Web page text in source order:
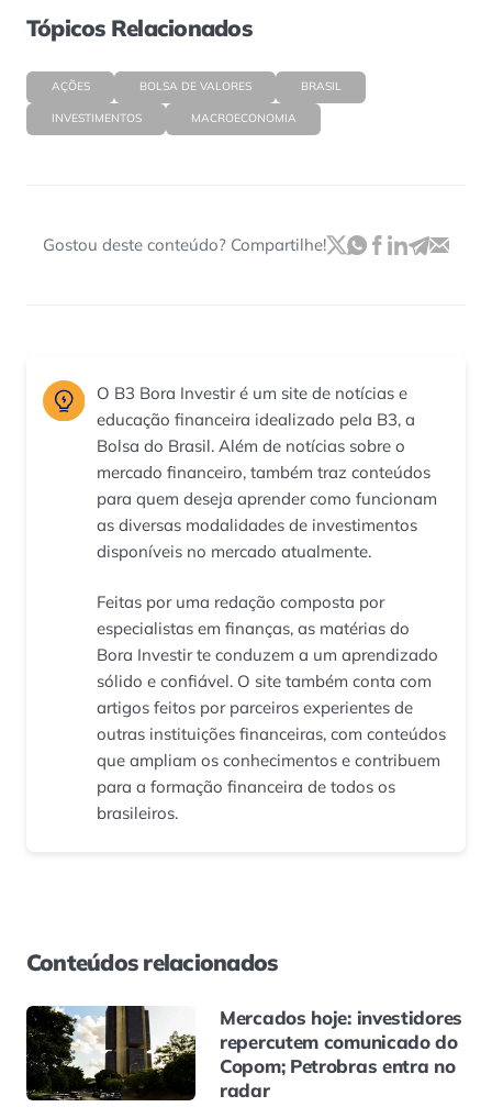
Tópicos Relacionados
AÇÕES BOLSA DE VALORES BRASIL
INVESTIMENTOS MACROECONOMIA
Gostou deste conteúdo? Compartilhe!
O B3 Bora Investir é um site de notícias e
educação financeira idealizado pela B3, a
Bolsa do Brasil. Além de notícias sobre o
mercado financeiro, também traz conteúdos
para quem deseja aprender como funcionam
as diversas modalidades de investimentos
disponíveis no mercado atualmente.
Feitas por uma redação composta por
especialistas em finanças, as matérias do
Bora Investir te conduzem a um aprendizado
sólido e confiável. O site também conta com
artigos feitos por parceiros experientes de
outras instituições financeiras, com conteúdos
que ampliam os conhecimentos e contribuem
para a formação financeira de todos os
brasileiros.
Conteúdos relacionados
Mercados hoje: investidores
repercutem comunicado do
Copom; Petrobras entra no
radar